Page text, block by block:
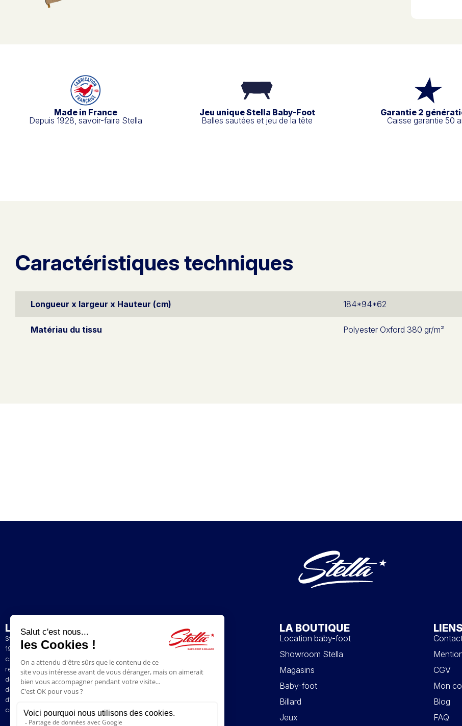
Made in France
Depuis 1928, savoir-faire Stella
Jeu unique Stella Baby-Foot
Balles sautées et jeu de la tête
Garantie 2
Caisse garantie 50
Caractéristiques techniques
Longueur x largeur x Hauteur (cm) 184*94*62
Matériau du tissu Polyester Oxford 380 gr/m²
L’ENTREPRISE
Stella est un fabricant artisanal et français de baby-foot depuis
1928. La présence de nos baby-foot dans de nombreux bars et
cafés du Nord de la France a contribué à construire notre
renommée. Le style de jeu original de nos baby-foot vous permet
de profiter d'une expérience de jeu unique. Nous avons à coeur
de faire perdurer la tradition pour vous faire revivre vos émotions
d'antan en vous proposant des modèles vintages aux plus
contemporains.
LA BOUTIQUE
Location baby-foot
Showroom Stella
Magasins
Baby-foot
Billard
Jeux
CGV
Mon
Blog
FAQ